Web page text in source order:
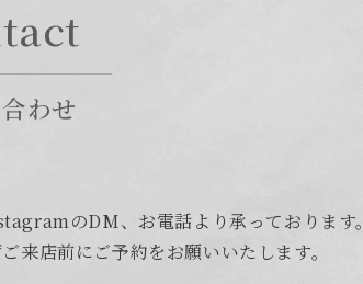
わせ
のDM、お電話より承っております。
来店前にご予約をお願いいたします。